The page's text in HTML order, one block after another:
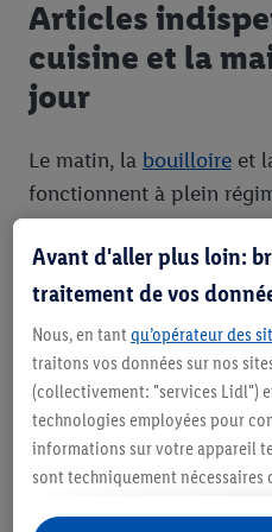
Articles
cuisine et la
jour
Le matin, la bouilloire et
fonctionnent à plein
dimanche, le lave-
vous remettez
quelques gestes. Chez
articles ménagers
cuisine pratiques et des
appareils
pouvez tout commander
parfaitement votre
Avant d'aller plus loin:
traitement de vos
Nous, en tant qu’opérateur des
traitons vos données sur nos
(collectivement: "services Lidl")
technologies employées pour
informations sur votre appareil
sont techniquement